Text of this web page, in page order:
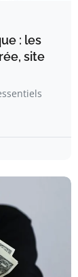
: les
site